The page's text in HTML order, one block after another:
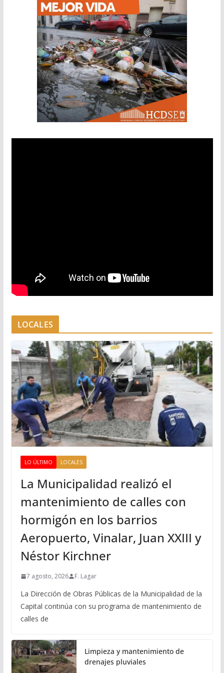
LOCALES
LO ÚLTIMO LOCALES
La Municipalidad realizó el
mantenimiento de calles con
hormigón en los barrios
Aeropuerto, Vinalar, Juan XXIII y
Néstor Kirchner
7 agosto, 2026 F. Lagar
La Dirección de Obras Públicas de la Municipalidad de la
Capital continúa con su programa de mantenimiento de
calles de
Limpieza y mantenimiento de
drenajes pluviales